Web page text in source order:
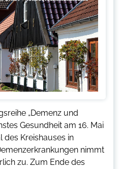
„Demenz und
Gesundheit am 16. Mai
des Kreishauses in
nimmt
zu. Zum Ende des